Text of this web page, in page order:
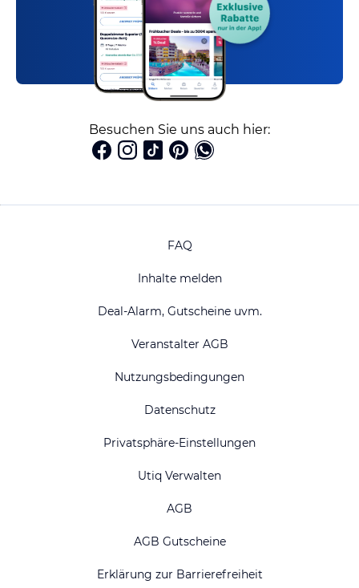
Besuchen Sie uns auch hier:
FAQ
Inhalte melden
Deal-Alarm, Gutscheine uvm.
Veranstalter AGB
Nutzungsbedingungen
Datenschutz
Privatsphäre-Einstellungen
Utiq Verwalten
AGB
AGB Gutscheine
Erklärung zur Barrierefreiheit